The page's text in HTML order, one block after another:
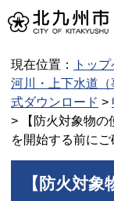
現在位置： トッ
河川・上下水道（
式ダウンロード >
> 【防火対象物の
を開始する前にご
【防火対